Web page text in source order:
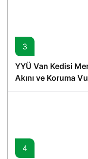
3
YYÜ Van Kedisi
Akını ve Koruma
4